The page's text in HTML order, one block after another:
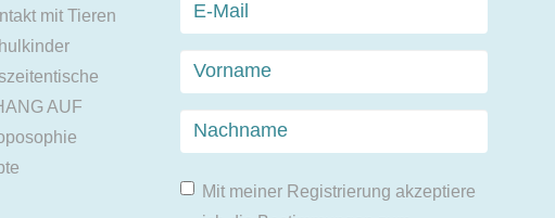
mit Tieren
AUF
Mit meiner Registrierung akzeptiere